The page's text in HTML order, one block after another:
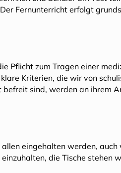
Fernunterricht erfolgt
Pflicht zum Tragen einer
Kriterien, die wir von
sind, werden an ihrem
eingehalten werden,
die Tische stehen